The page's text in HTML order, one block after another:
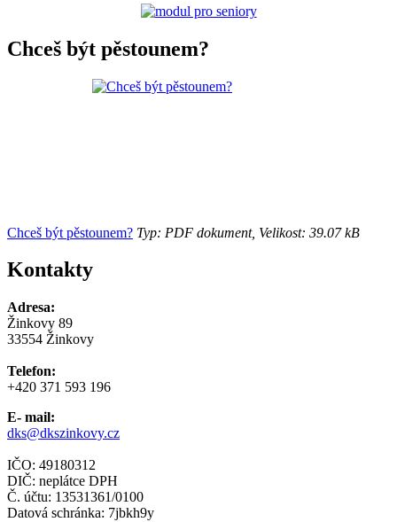
Chceš být pěstounem?
Chceš být pěstounem? Typ: PDF dokument, Velikost: 39.07 kB
Kontakty
Adresa:
Žinkovy 89
33554 Žinkovy
Telefon:
+420 371 593 196
E- mail:
dks@dkszinkovy.cz
IČO: 49180312
DIČ: neplátce DPH
Č. účtu: 13531361/0100
Datová schránka: 7jbkh9y